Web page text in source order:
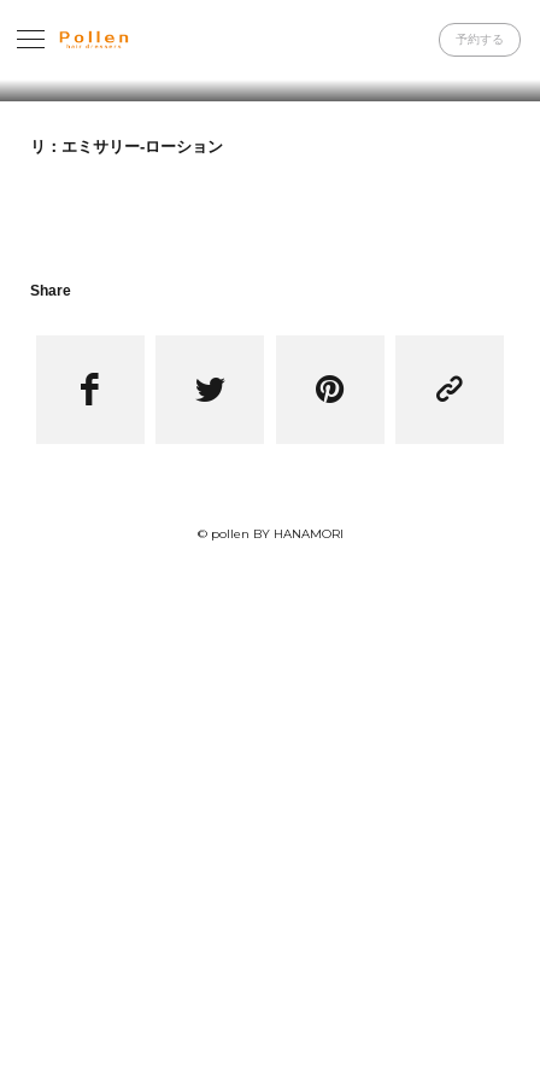
予約する
リ：エミサリー-ローション
Share
   
© pollen BY HANAMORI